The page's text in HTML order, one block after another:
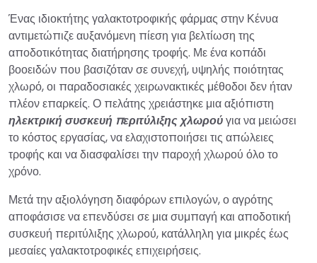
Ένας ιδιοκτήτης γαλακτοτροφικής φάρμας στην Κένυα
αντιμετώπιζε αυξανόμενη πίεση για βελτίωση της
αποδοτικότητας διατήρησης τροφής. Με ένα κοπάδι
βοοειδών που βασιζόταν σε συνεχή, υψηλής ποιότητας
χλωρό, οι παραδοσιακές χειρωνακτικές μέθοδοι δεν ήταν
πλέον επαρκείς. Ο πελάτης χρειάστηκε μια αξιόπιστη
ηλεκτρική συσκευή περιτύλιξης χλωρούγια να μειώσει
το κόστος εργασίας, να ελαχιστοποιήσει τις απώλειες
τροφής και να διασφαλίσει την παροχή χλωρού όλο το
χρόνο.
Μετά την αξιολόγηση διαφόρων επιλογών, ο αγρότης
αποφάσισε να επενδύσει σε μια συμπαγή και αποδοτική
συσκευή περιτύλιξης χλωρού, κατάλληλη για μικρές έως
μεσαίες γαλακτοτροφικές επιχειρήσεις.